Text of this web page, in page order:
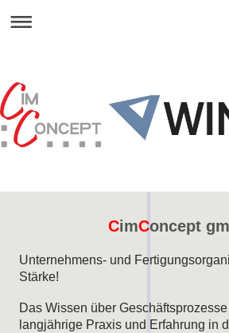
CimConcept
Unternehmens- und
Stärke!
Das Wissen über
langjährige Praxis und Erfahrung in